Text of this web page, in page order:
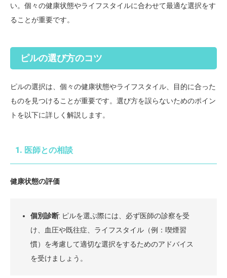
い。個々の健康状態やライフスタイルに合わせて最適な選択をす
ることが重要です。
ピルの選び方のコツ
ピルの選択は、個々の健康状態やライフスタイル、目的に合った
ものを見つけることが重要です。選び方を誤らないためのポイン
トを以下に詳しく解説します。
1. 医師との相談
健康状態の評価
個別診断: ピルを選ぶ際には、必ず医師の診察を受
け、血圧や既往症、ライフスタイル（例：喫煙習
慣）を考慮して適切な選択をするためのアドバイス
を受けましょう。